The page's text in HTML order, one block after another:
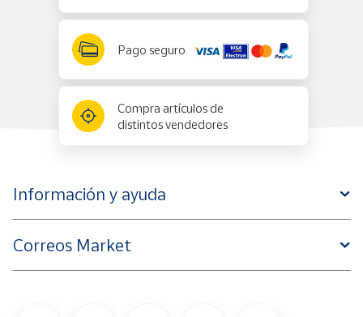
Pago seguro
Compra artículos de
distintos vendedores
Información y ayuda
Correos Market